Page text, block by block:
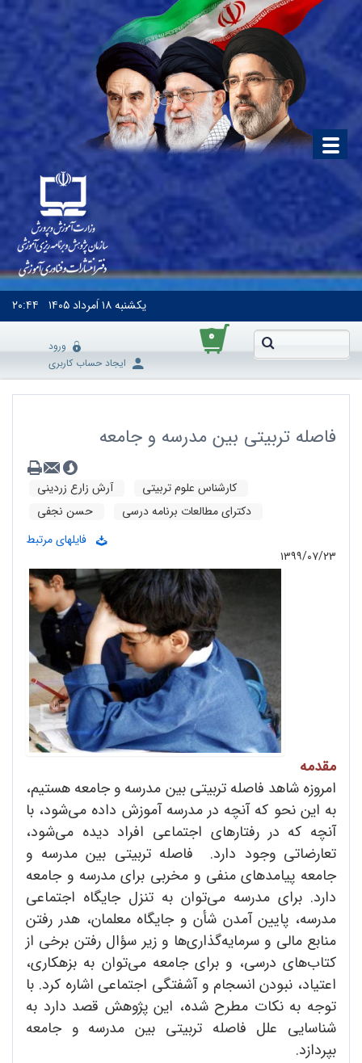
یکشنبه۱۸ اَمرداد ۱۴۰۵ ۲۰:۴۴
۰
ورود
ایجاد حساب کاربری
فاصله تربیتی بین مدرسه و جامعه
کارشناس علوم تربیتی
آرش زارع زردینی
دکترای مطالعات برنامه درسی
حسن نجفی
فایلهای مرتبط
۱۳۹۹/۰۷/۲۳
مقدمه
امروزه شاهد فاصله تربیتی بین مدرسه و جامعه هستیم،
به این نحو که آنچه در مدرسه آموزش داده می‌شود، با
آنچه که در رفتارهای اجتماعی افراد دیده می‌شود،
تعارضاتی وجود دارد. فاصله تربیتی بین مدرسه و
جامعه پیامدهای منفی و مخربی برای مدرسه و جامعه
دارد. برای مدرسه می‌توان به تنزل جایگاه اجتماعی
مدرسه، پایین آمدن شأن و جایگاه معلمان، هدر رفتن
منابع مالی و سرمایه‌گذاری‌ها و زیر سؤال رفتن برخی از
کتاب‌های درسی، و برای جامعه می‌توان به بزهکاری،
اعتیاد، نبودن انسجام و آشفتگی اجتماعی اشاره کرد. با
توجه به نکات مطرح شده، این پژوهش قصد دارد به
شناسایی علل فاصله تربیتی بین مدرسه و جامعه
بپردازد.